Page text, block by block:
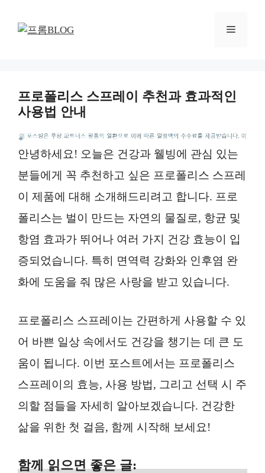
메
프로폴리스 스프레이 추천과 효과적인
사용법 안내
*
안녕하세요! 오늘은 건강과 웰빙에 관심 있는
분들에게 꼭 추천하고 싶은 프로폴리스 스프레
이 제품에 대해 소개해드리려고 합니다. 프로
폴리스는 벌이 만드는 자연의 물질로, 항균 및
항염 효과가 뛰어나 여러 가지 건강 효능이 입
증되었습니다. 특히 면역력 강화와 인후염 완
화에 도움을 줘 많은 사랑을 받고 있습니다.
프로폴리스 스프레이는 간편하게 사용할 수 있
어 바쁜 일상 속에서도 건강을 챙기는 데 큰 도
움이 됩니다. 이번 포스트에서는 프로폴리스
스프레이의 효능, 사용 방법, 그리고 선택 시 주
의할 점들을 자세히 알아보겠습니다. 건강한
삶을 위한 첫 걸음, 함께 시작해 보세요!
함께 읽으면 좋은 글: